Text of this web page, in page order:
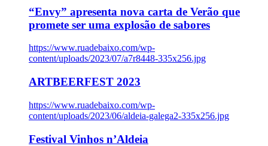
“Envy” apresenta nova carta de Verão que
promete ser uma explosão de sabores
https://www.ruadebaixo.com/wp-
content/uploads/2023/07/a7r8448-335x256.jpg
ARTBEERFEST 2023
https://www.ruadebaixo.com/wp-
content/uploads/2023/06/aldeia-galega2-335x256.jpg
Festival Vinhos n’Aldeia